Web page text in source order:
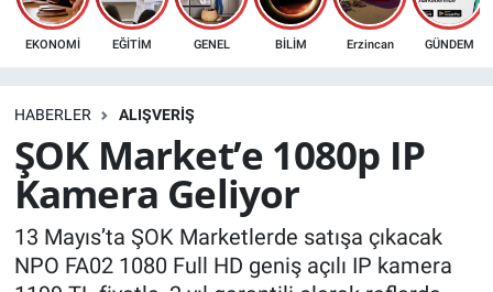
EKONOMİ EĞİTİM GENEL BİLİM Erzincan GÜNDEM
HABERLER ALIŞVERİŞ
ŞOK Market’e 1080p IP
Kamera Geliyor
13 Mayıs’ta ŞOK Marketlerde satışa çıkacak
NPO FA02 1080 Full HD geniş açılı IP kamera
SAĞLIK
Bilim, teknoloji
GENEL